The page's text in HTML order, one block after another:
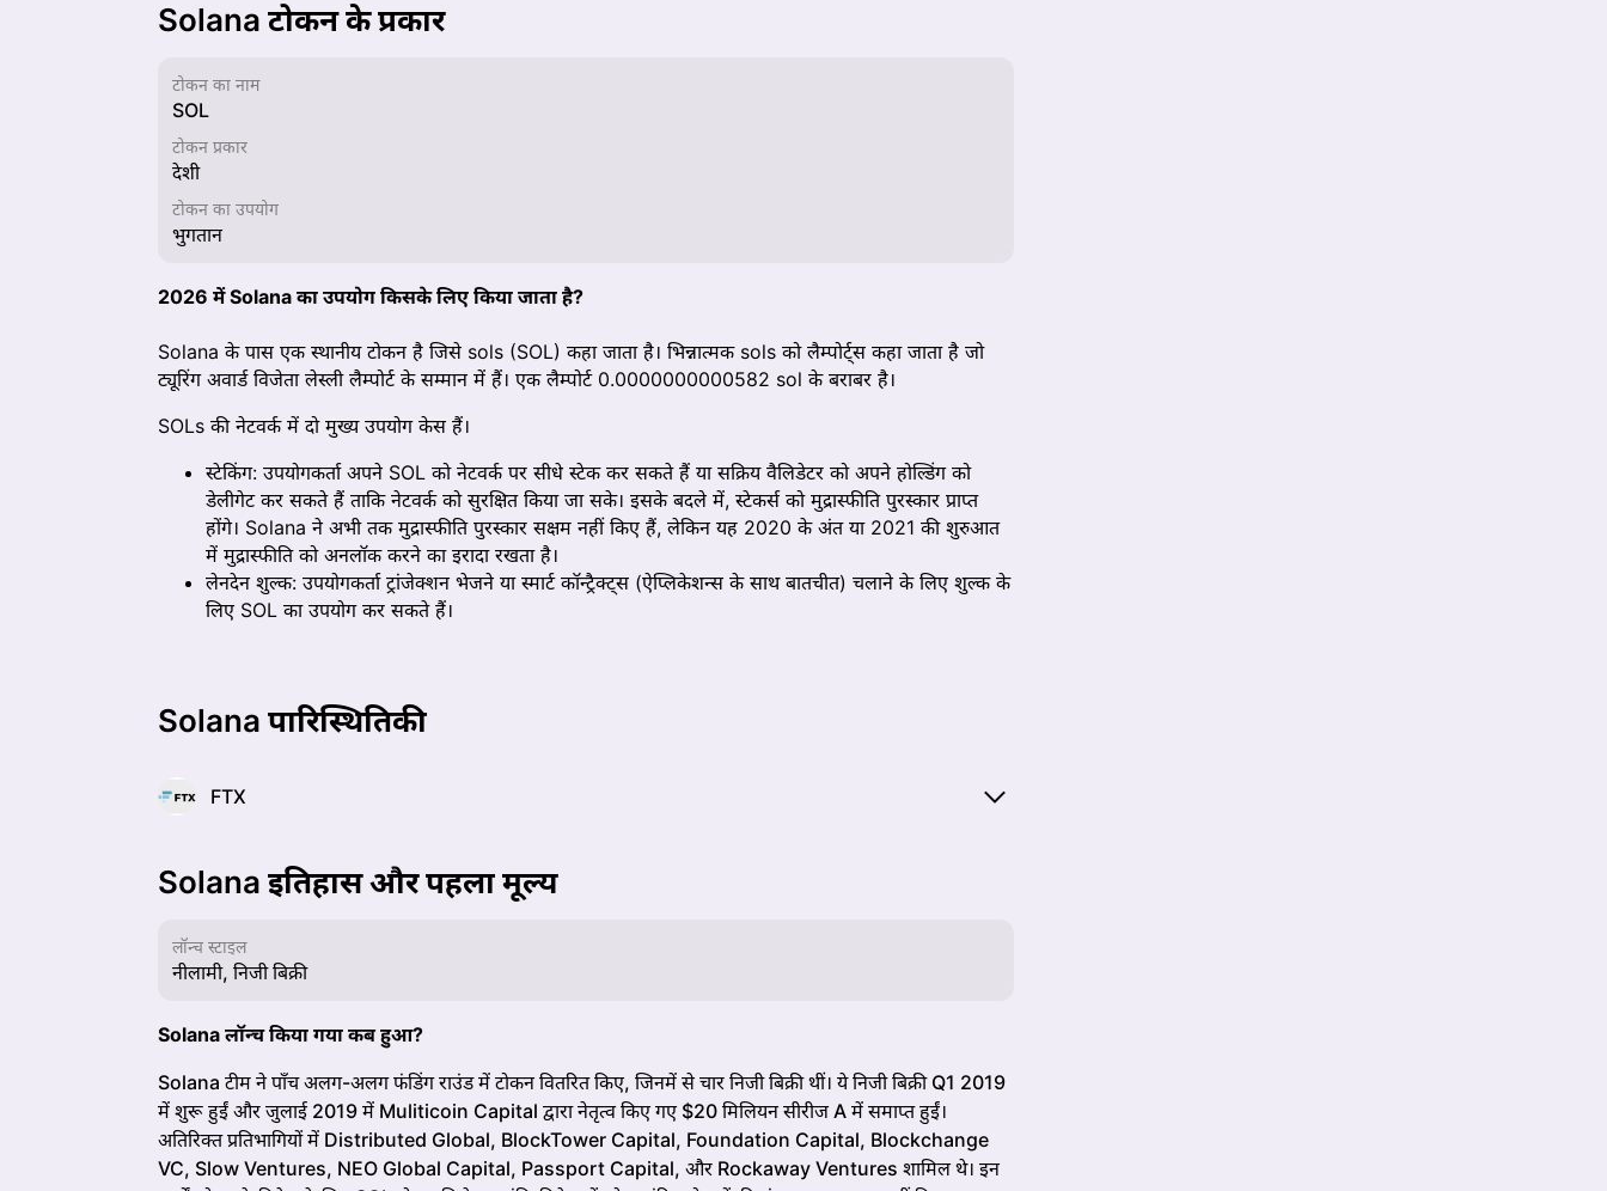
Solana टोकन के प्रकार
टोकन का नाम
SOL
टोकन प्रकार
देशी
टोकन का उपयोग
भुगतान
2026 में Solana का उपयोग किसके लिए किया जाता है?
Solana के पास एक स्थानीय टोकन है जिसे sols (SOL) कहा जाता है। भिन्नात्मक sols को लैम्पोर्ट्स कहा जाता है जो
ट्यूरिंग अवार्ड विजेता लेस्ली लैम्पोर्ट के सम्मान में हैं। एक लैम्पोर्ट 0.0000000000582 sol के बराबर है।
SOLs की नेटवर्क में दो मुख्य उपयोग केस हैं।
स्टेकिंग: उपयोगकर्ता अपने SOL को नेटवर्क पर सीधे स्टेक कर सकते हैं या सक्रिय वैलिडेटर को अपने होल्डिंग को
डेलीगेट कर सकते हैं ताकि नेटवर्क को सुरक्षित किया जा सके। इसके बदले में, स्टेकर्स को मुद्रास्फीति पुरस्कार प्राप्त
होंगे। Solana ने अभी तक मुद्रास्फीति पुरस्कार सक्षम नहीं किए हैं, लेकिन यह 2020 के अंत या 2021 की शुरुआत
में मुद्रास्फीति को अनलॉक करने का इरादा रखता है।
लेनदेन शुल्क: उपयोगकर्ता ट्रांजेक्शन भेजने या स्मार्ट कॉन्ट्रैक्ट्स (ऐप्लिकेशन्स के साथ बातचीत) चलाने के लिए शुल्क के
लिए SOL का उपयोग कर सकते हैं।
Solana पारिस्थितिकी
FTX
Solana इतिहास और पहला मूल्य
लॉन्च स्टाइल
नीलामी, निजी बिक्री
Solana लॉन्च किया गया कब हुआ?
Solana टीम ने पाँच अलग-अलग फंडिंग राउंड में टोकन वितरित किए, जिनमें से चार निजी बिक्री थीं। ये निजी बिक्री Q1 2019
में शुरू हुईं और जुलाई 2019 में Muliticoin Capital द्वारा नेतृत्व किए गए $20 मिलियन सीरीज A में समाप्त हुईं।
अतिरिक्त प्रतिभागियों में Distributed Global, BlockTower Capital, Foundation Capital, Blockchange
VC, Slow Ventures, NEO Global Capital, Passport Capital, और Rockaway Ventures शामिल थे। इन